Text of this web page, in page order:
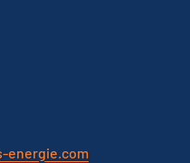
energie.com